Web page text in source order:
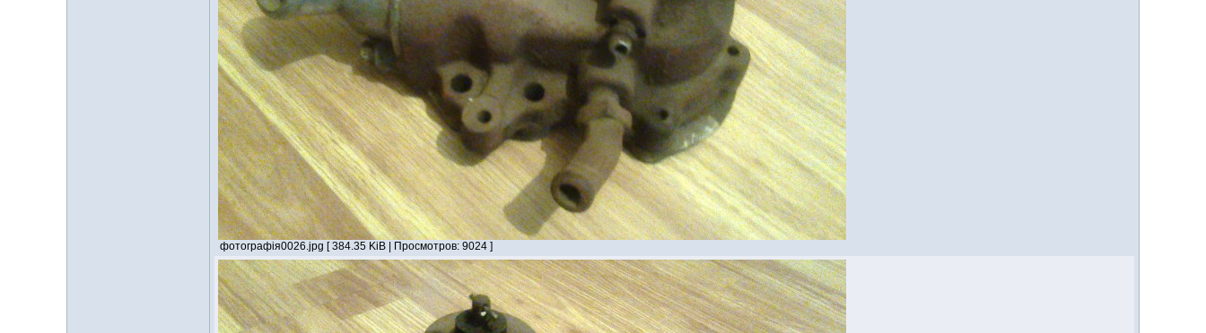
фотографія0026.jpg [ 384.35 KiB | Просмотров: 9024 ]